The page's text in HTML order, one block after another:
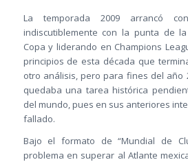
La temporada 2009 arrancó
indiscutiblemente con la punta de
Copa y liderando en Champions
principios de esta década que
otro análisis, pero para fines del año
quedaba una tarea histórica
del mundo, pues en sus anteriores
fallado.
Bajo el formato de “Mundial de
problema en superar al Atlante